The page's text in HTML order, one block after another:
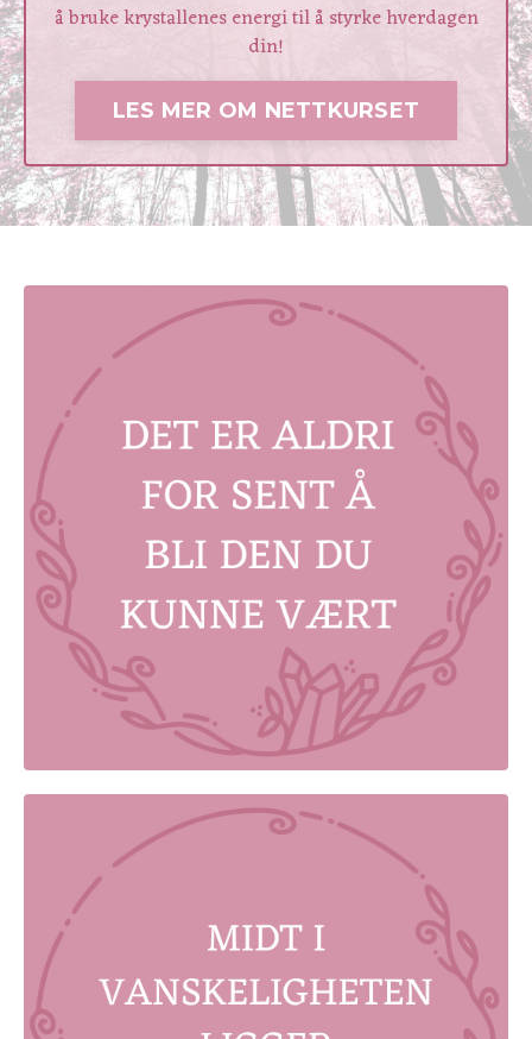
å bruke krystallenes energi til å styrke hverdagen
din!
LES MER OM NETTKURSET